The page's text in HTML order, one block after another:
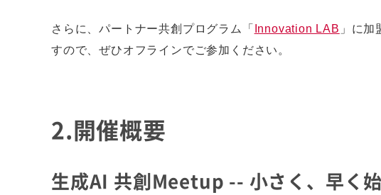
さらに、パートナー共創プログラム「 Innovation LAB 」に
すので、ぜひオフラインでご参加ください。
2.開催概要
生成AI 共創Meetup -- 小さく、早く